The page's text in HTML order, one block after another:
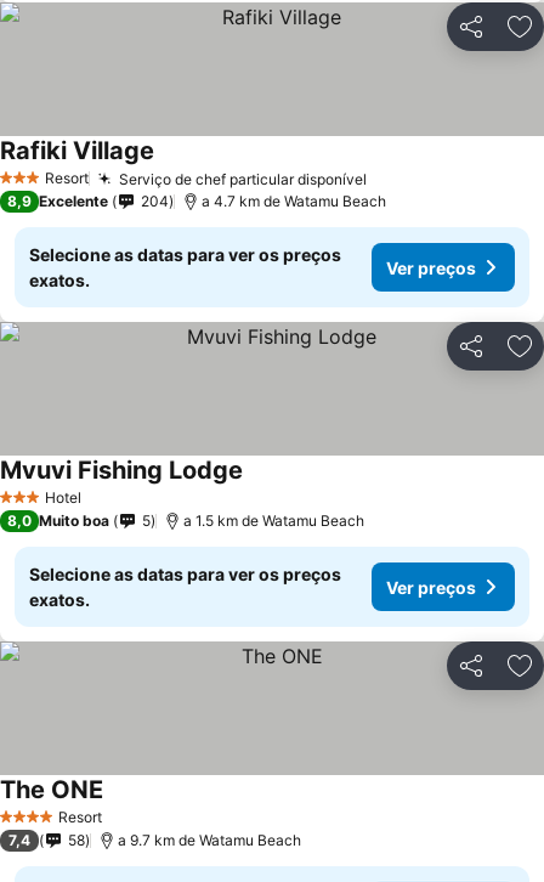
Partilhar
3 EstrelasResort Serviço de chef particular disponível
Rafiki Village
8,9 Excelente 204 a 4.7 km de Watamu Beach
Selecione as datas para ver os preços
exatos.
Ver preços
Partilhar
3 EstrelasHotel
Mvuvi Fishing Lodge
8,0 Muito boa 5 a 1.5 km de Watamu Beach
Selecione as datas para ver os preços
exatos.
Ver preços
Partilhar
4 EstrelasResort
The ONE
7,4 58 a 9.7 km de Watamu Beach